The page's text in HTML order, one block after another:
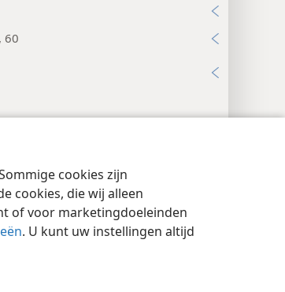
cookies zijn
cookies, die wij alleen
of voor marketingdoeleinden
. U kunt uw instellingen altijd
60
mv. in M ter aanduiding van
in overeenstemming
Maker”.
JW.ORG Inloggen